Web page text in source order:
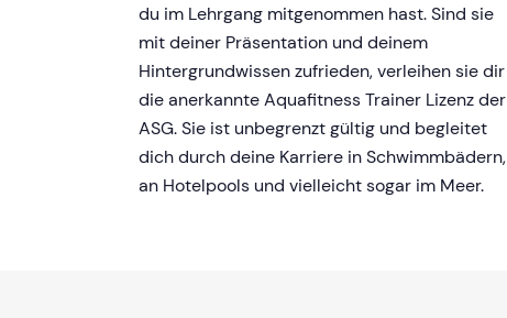
du im Lehrgang mitgenommen hast. Sind sie
mit deiner Präsentation und deinem
Hintergrundwissen zufrieden, verleihen sie dir
die anerkannte Aquafitness Trainer Lizenz der
ASG. Sie ist unbegrenzt gültig und begleitet
dich durch deine Karriere in Schwimmbädern,
an Hotelpools und vielleicht sogar im Meer.